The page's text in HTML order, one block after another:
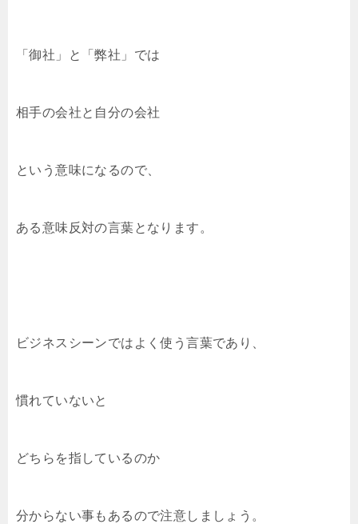
「御社」と「弊社」では
相手の会社と自分の会社
という意味になるので、
ある意味反対の言葉となります。
ビジネスシーンではよく使う言葉であり、
慣れていないと
どちらを指しているのか
分からない事もあるので注意しましょう。